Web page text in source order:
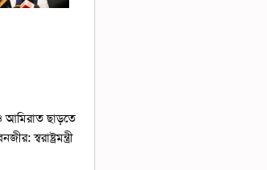
আমিরাত ছাড়তে
স্বরাষ্ট্রমন্ত্রী